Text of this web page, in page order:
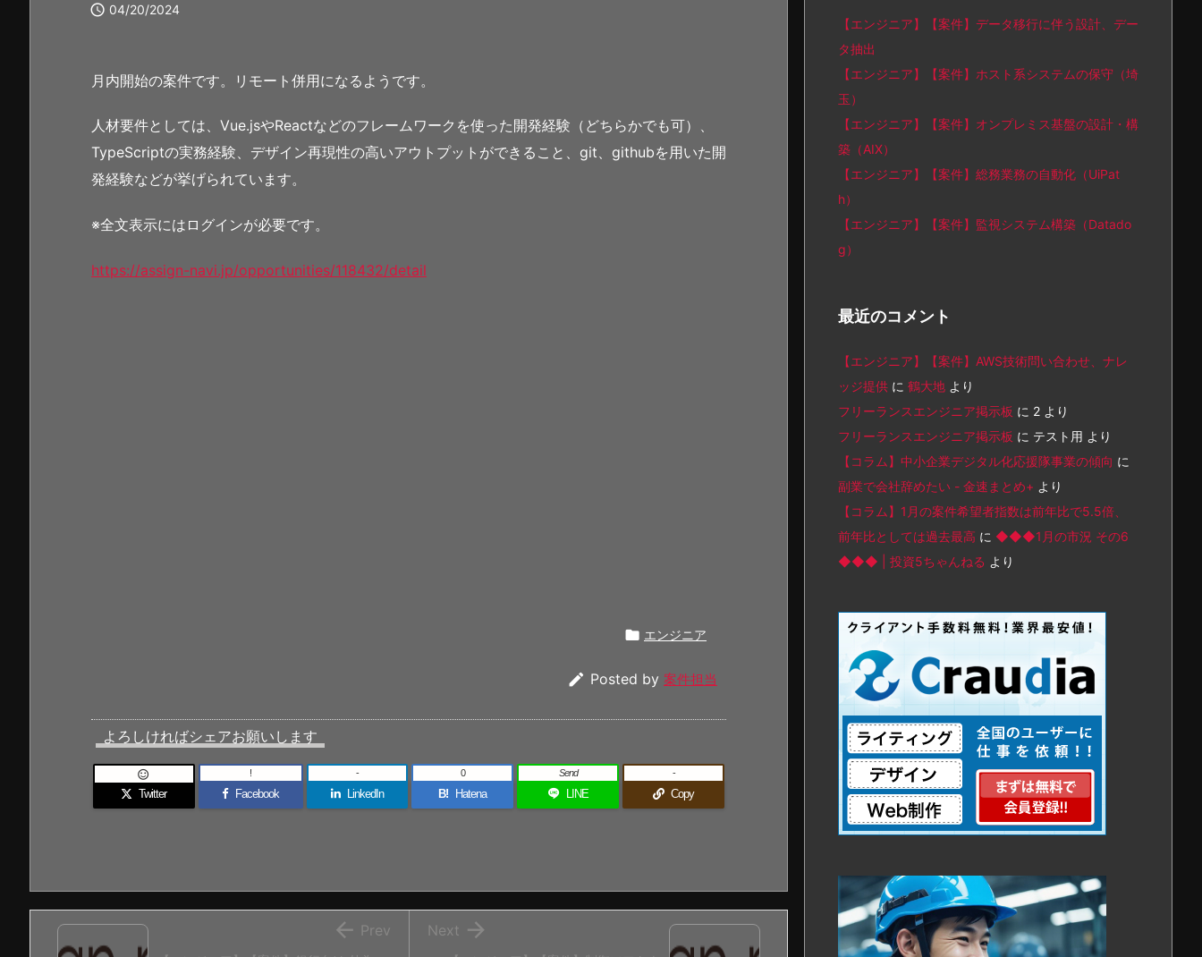
 04/20/2024
月内開始の案件です。リモート併用になるようです。
人材要件としては、Vue.jsやReactなどのフレームワークを使った開発経験（どちらかでも可）、
TypeScriptの実務経験、デザイン再現性の高いアウトプットができること、git、githubを用いた開
発経験などが挙げられています。
※全文表示にはログインが必要です。
https://assign-navi.jp/opportunities/118432/detail
 エンジニア
 Posted by 案件担当
よろしければシェアお願いします
Twitter

Facebook
!
LinkedIn
-
B! Hatena
0
LINE
Send
Copy
-

Next
 Prev
【エンジニア】【案件】データ移行に伴う設計、デー
タ抽出
【エンジニア】【案件】ホスト系システムの保守（埼
玉）
【エンジニア】【案件】オンプレミス基盤の設計・構
築（AIX）
【エンジニア】【案件】総務業務の自動化（UiPat
h）
【エンジニア】【案件】監視システム構築（Datado
g）
最近のコメント
【エンジニア】【案件】AWS技術問い合わせ、ナレ
ッジ提供 に 鶴大地 より
フリーランスエンジニア掲示板 に 2 より
フリーランスエンジニア掲示板 に テスト用 より
【コラム】中小企業デジタル化応援隊事業の傾向 に
副業で会社辞めたい - 金速まとめ+ より
【コラム】1月の案件希望者指数は前年比で5.5倍、
前年比としては過去最高 に ◆◆◆1月の市況 その6
◆◆◆ | 投資5ちゃんねる より